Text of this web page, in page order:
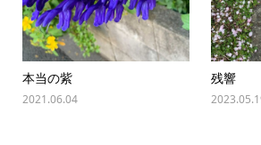
本当の紫
2021.06.04
残響